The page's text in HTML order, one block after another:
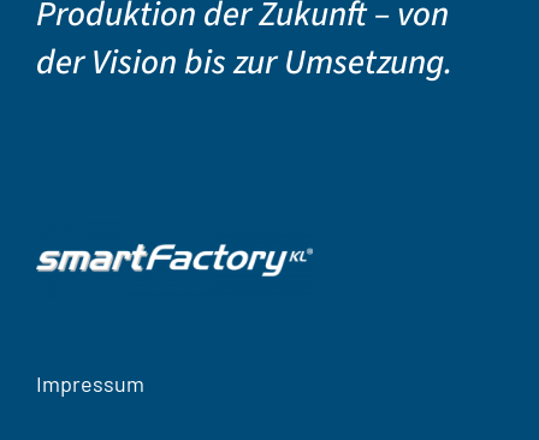
Produktion der Zukunft – von
der Vision bis zur Umsetzung.
Impressum